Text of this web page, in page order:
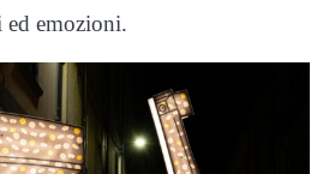
ed emozioni.